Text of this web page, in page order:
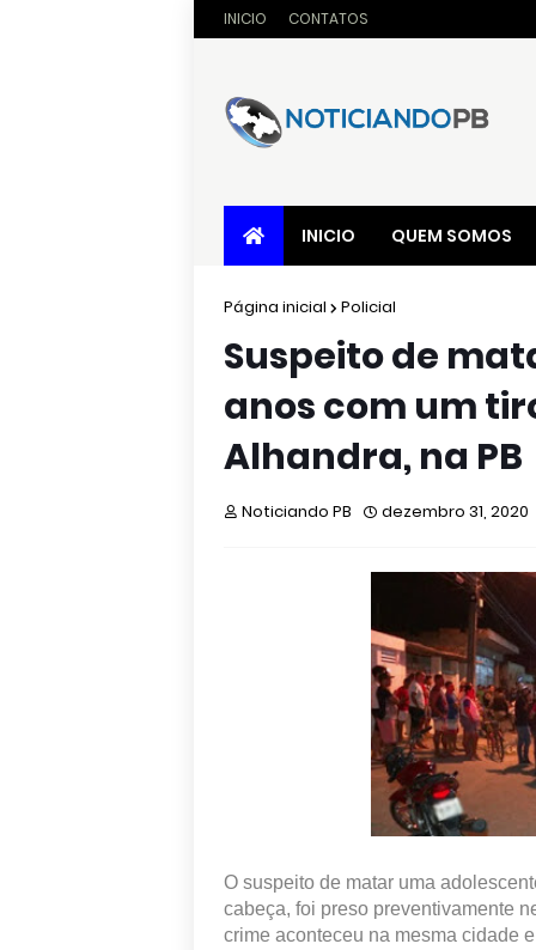
INICIO CONTATOS
INICIO QUEM SOMOS
Página inicial Policial
Suspeito de
anos com um
Alhandra, na PB
Noticiando PB dezembro 31, 2020
O suspeito de matar uma
cabeça, foi preso preventivamente
crime aconteceu na mesma cidade